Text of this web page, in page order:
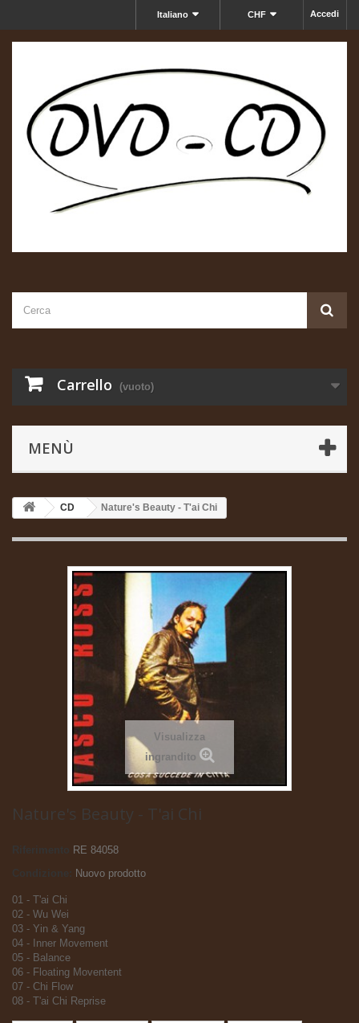
Accedi
CHF
Italiano
Carrello (vuoto)
MENÙ
CD Nature's Beauty - T'ai Chi
Visualizza
ingrandito
Nature's Beauty - T'ai Chi
Riferimento
RE 84058
Nuovo prodotto
01 - T'ai Chi
02 - Wu Wei
03 - Yin & Yang
04 - Inner Movement
05 - Balance
06 - Floating Moventent
07 - Chi Flow
08 - T'ai Chi Reprise